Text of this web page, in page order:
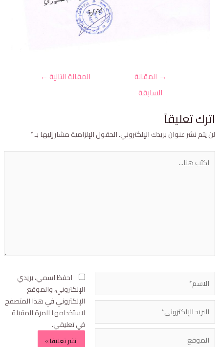
→المقالة
السابقة
المقالة التالية←
تعليقاً
يتم نشر عنوان بريدك الإلكتروني.الحقول الإلزامية مشار إليها بـ*
احفظ اسمي، بريدي
الإلكتروني، والموقع
الإلكتروني في هذا المتصفح
لاستخدامها المرة المقبلة
في تعليقي.